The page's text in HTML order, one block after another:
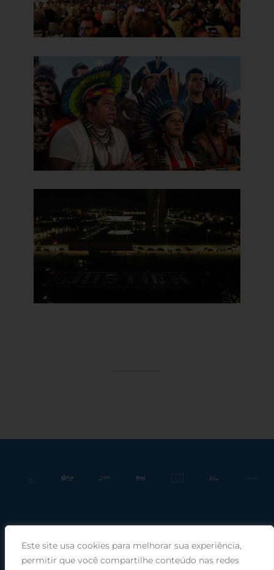
Este site usa cookies para melhorar sua experiência,
permitir que você compartilhe conteúdo nas redes
Praça Rui Barbosa, 220, sala 66, Porto Alegre, RS, 90030-100 |